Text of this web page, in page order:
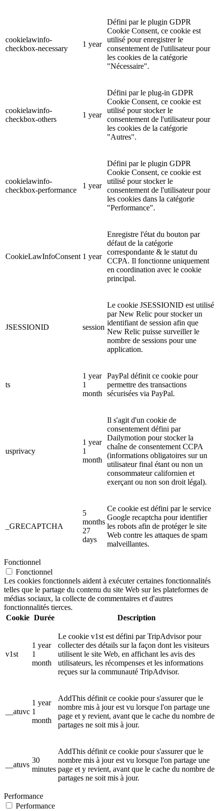
cookielawinfo-
checkbox-necessary
1 year
Défini par le plugin GDPR
Cookie Consent, ce cookie est
utilisé pour enregistrer le
consentement de l'utilisateur pour
les cookies de la catégorie
"Nécessaire".
cookielawinfo-
checkbox-others
1 year
Défini par le plug-in GDPR
Cookie Consent, ce cookie est
utilisé pour stocker le
consentement de l'utilisateur pour
les cookies de la catégorie
"Autres".
cookielawinfo-
checkbox-performance
1 year
Défini par le plugin GDPR
Cookie Consent, ce cookie est
utilisé pour stocker le
consentement de l'utilisateur pour
les cookies dans la catégorie
"Performance".
CookieLawInfoConsent 1 year
Enregistre l'état du bouton par
défaut de la catégorie
correspondante & le statut du
CCPA. Il fonctionne uniquement
en coordination avec le cookie
principal.
JSESSIONID session
Le cookie JSESSIONID est utilisé
par New Relic pour stocker un
identifiant de session afin que
New Relic puisse surveiller le
nombre de sessions pour une
application.
ts
1 year
1
month
PayPal définit ce cookie pour
permettre des transactions
sécurisées via PayPal.
usprivacy
1 year
1
month
Il s'agit d'un cookie de
consentement défini par
Dailymotion pour stocker la
chaîne de consentement CCPA
(informations obligatoires sur un
utilisateur final étant ou non un
consommateur californien et
exerçant ou non son droit légal).
_GRECAPTCHA
5
months
27
days
Ce cookie est défini par le service
Google recaptcha pour identifier
les robots afin de protéger le site
Web contre les attaques de spam
malveillantes.
Fonctionnel
Fonctionnel
Les cookies fonctionnels aident à exécuter certaines fonctionnalités
telles que le partage du contenu du site Web sur les plateformes de
médias sociaux, la collecte de commentaires et d'autres
fonctionnalités tierces.
Cookie Durée Description
v1st
1 year
1
month
Le cookie v1st est défini par TripAdvisor pour
collecter des détails sur la façon dont les visiteurs
utilisent le site Web, en affichant les avis des
utilisateurs, les récompenses et les informations
reçues sur la communauté TripAdvisor.
__atuvc
1 year
1
month
AddThis définit ce cookie pour s'assurer que le
nombre mis à jour est vu lorsque l'on partage une
page et y revient, avant que le cache du nombre de
partages ne soit mis à jour.
__atuvs
30
minutes
AddThis définit ce cookie pour s'assurer que le
nombre mis à jour est vu lorsque l'on partage une
page et y revient, avant que le cache du nombre de
partages ne soit mis à jour.
Performance
Performance